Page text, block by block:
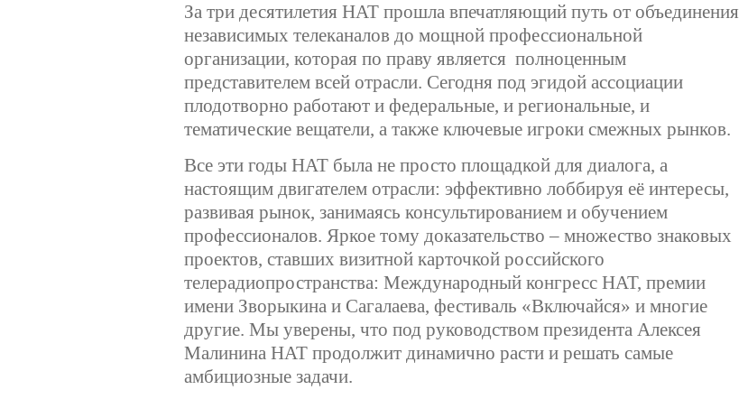
За три десятилетия НАТ прошла впечатляющий путь от объединения
независимых телеканалов до мощной профессиональной
организации, которая по праву является полноценным
представителем всей отрасли. Сегодня под эгидой ассоциации
плодотворно работают и федеральные, и региональные, и
тематические вещатели, а также ключевые игроки смежных рынков.
Все эти годы НАТ была не просто площадкой для диалога, а
настоящим двигателем отрасли: эффективно лоббируя её интересы,
развивая рынок, занимаясь консультированием и обучением
профессионалов. Яркое тому доказательство – множество знаковых
проектов, ставших визитной карточкой российского
телерадиопространства: Международный конгресс НАТ, премии
имени Зворыкина и Сагалаева, фестиваль «Включайся» и многие
другие. Мы уверены, что под руководством президента Алексея
Малинина НАТ продолжит динамично расти и решать самые
амбициозные задачи.